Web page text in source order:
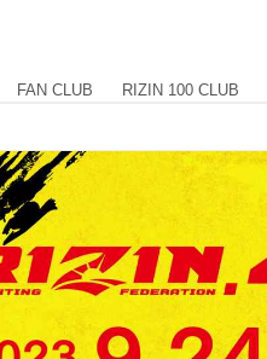
FAN CLUB RIZIN 100 CLUB